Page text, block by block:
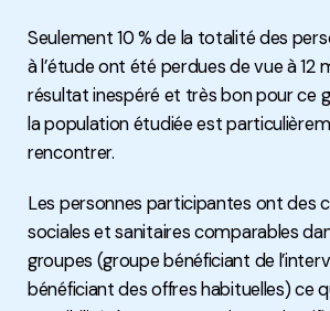
Seulement 10 % de la totalité des
à l’étude ont été perdues de vue à 12
résultat inespéré et très bon pour ce
la population étudiée est
rencontrer.
Les personnes participantes ont des
sociales et sanitaires comparables
groupes (groupe bénéficiant de
bénéficiant des offres habituelles) ce